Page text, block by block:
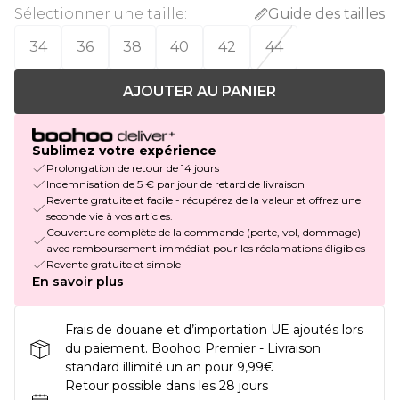
Sélectionner une taille:
Guide des tailles
34
36 38 40 42 44
AJOUTER AU PANIER
Sublimez votre expérience
Prolongation de retour de 14 jours
Indemnisation de 5 € par jour de retard de livraison
Revente gratuite et facile - récupérez de la valeur et offrez une
seconde vie à vos articles.
Couverture complète de la commande (perte, vol, dommage)
avec remboursement immédiat pour les réclamations éligibles
Revente gratuite et simple
En savoir plus
Frais de douane et d’importation UE ajoutés lors
du paiement. Boohoo Premier - Livraison
standard illimité un an pour 9,99€
Retour possible dans les 28 jours